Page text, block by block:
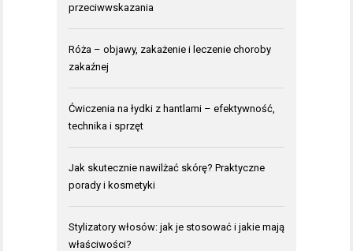
przeciwwskazania
Róża – objawy, zakażenie i leczenie choroby
zakaźnej
Ćwiczenia na łydki z hantlami – efektywność,
technika i sprzęt
Jak skutecznie nawilżać skórę? Praktyczne
porady i kosmetyki
Stylizatory włosów: jak je stosować i jakie mają
właściwości?